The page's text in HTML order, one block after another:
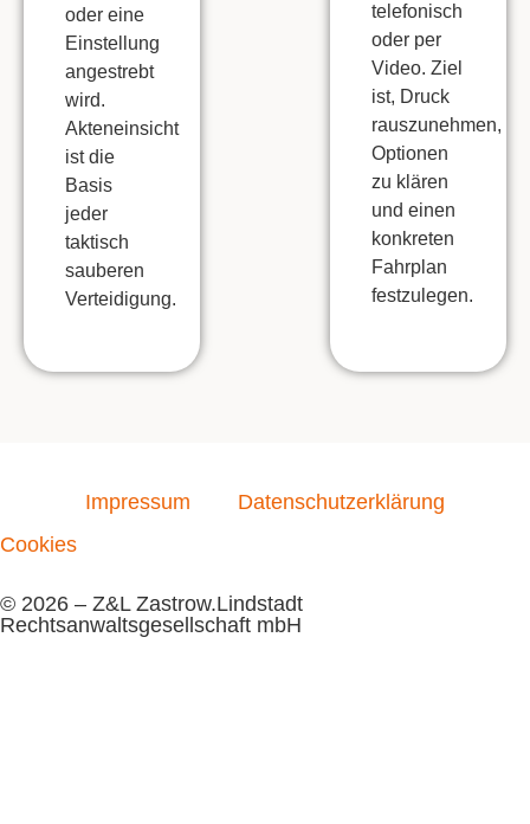
oder eine
Einstellung
angestrebt
wird.
Akteneinsicht
ist die
Basis
jeder
taktisch
sauberen
Verteidigung.
telefonisch
oder per
Video. Ziel
ist, Druck
rauszunehmen,
Optionen
zu klären
und einen
konkreten
Fahrplan
festzulegen.
Impressum
Datenschutzerklärung
Cookies
© 2026 – Z&L Zastrow.Lindstadt
Rechtsanwaltsgesellschaft mbH